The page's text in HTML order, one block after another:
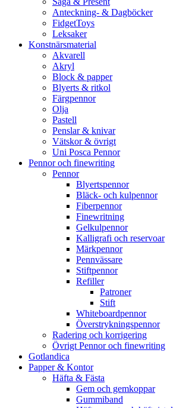
Anteckning- & Dagböcker
FidgetToys
Leksaker
Konstnärsmaterial
Akvarell
Akryl
Block & papper
Blyerts & ritkol
Färgpennor
Olja
Pastell
Penslar & knivar
Vätskor & övrigt
Uni Posca Pennor
Pennor och finewriting
Pennor
Blyertspennor
Bläck- och kulpennor
Fiberpennor
Finewritning
Gelkulpennor
Kalligrafi och reservoar
Märkpennor
Pennvässare
Stiftpennor
Refiller
Patroner
Stift
Whiteboardpennor
Överstrykningspennor
Radering och korrigering
Övrigt Pennor och finewriting
Gotlandica
Papper & Kontor
Häfta & Fästa
Gem och gemkoppar
Gummiband